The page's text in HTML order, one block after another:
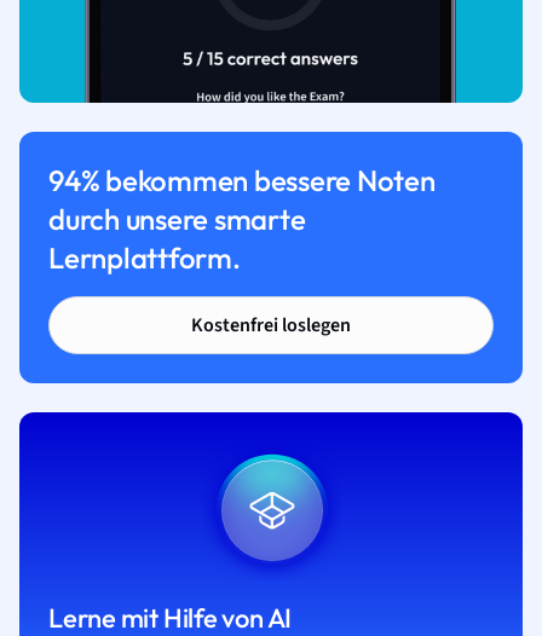
94% bekommen bessere Noten
durch unsere smarte
Lernplattform.
Kostenfrei loslegen
Lerne mit Hilfe von AI